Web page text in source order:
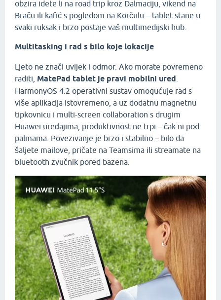
obzira idete li na road trip kroz Dalmaciju, vikend na
Braču ili kafić s pogledom na Korčulu – tablet stane u
svaki ruksak i brzo postaje vaš multimedijski hub.
Multitasking i rad s bilo koje lokacije
Ljeto ne znači uvijek i odmor. Ako morate povremeno
raditi, MatePad tablet je pravi mobilni ured
HarmonyOS 4.2 operativni sustav omogućuje rad s
više aplikacija istovremeno, a uz dodatnu magnetnu
tipkovnicu i multi-screen collaboration s drugim
Huawei uređajima, produktivnost ne trpi – čak ni pod
palmama. Povezivanje je brzo i stabilno – bilo da
šaljete mailove, pričate na Teamsima ili streamate na
bluetooth zvučnik pored bazena.